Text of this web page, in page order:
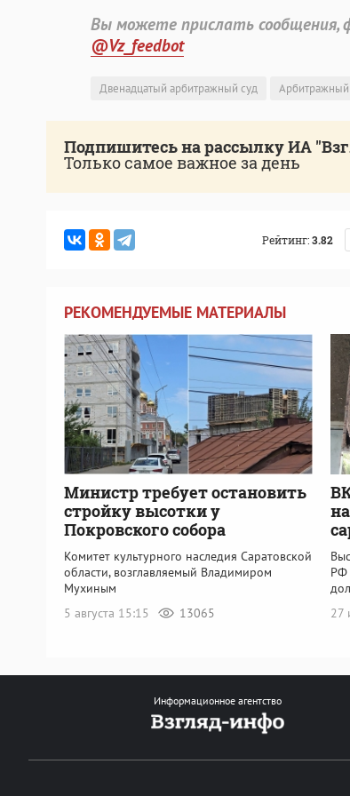
Вы можете прислать сообщения,
@Vz_feedbot
Двенадцатый арбитражный суд Арбитражный
Подпишитесь на рассылку ИА
Только самое важное за день
Рейтинг:3.82
РЕКОМЕНДУЕМЫЕ МАТЕРИАЛЫ
Министр требует остановить
стройку высотки у
Покровского собора
Комитет культурного наследия Саратовской
области, возглавляемый Владимиром
Мухиным
5 августа 15:15
13065
РФ
27
Информационное агентство